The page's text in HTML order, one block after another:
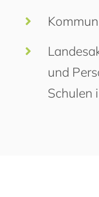
und
Schulen